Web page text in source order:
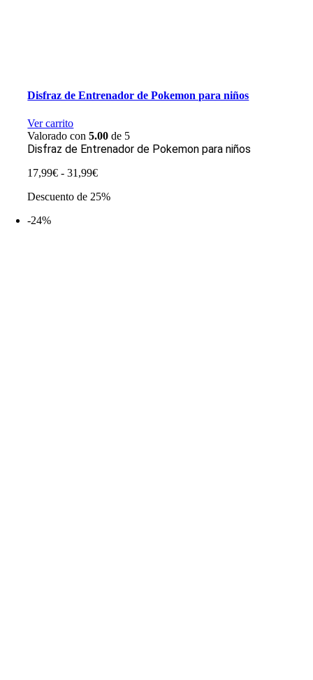
Disfraz de Entrenador de Pokemon para niños
Ver carrito
Valorado con5.00 de 5
Disfraz de Entrenador de Pokemon para niños
17,99€ - 31,99€Rango
precios:
Descuento de 25%
-24%